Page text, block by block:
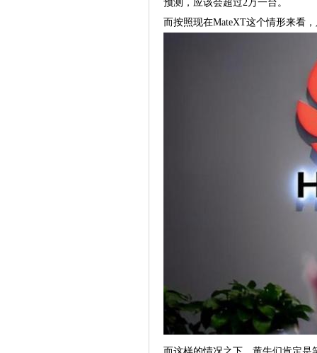
预测，应该会超过2万一台。
而按照现在MateXT这个情形来看